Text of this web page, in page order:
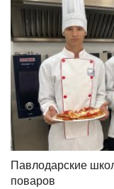
Павлодарские
поваров